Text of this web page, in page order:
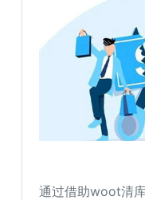
通过借助woot清